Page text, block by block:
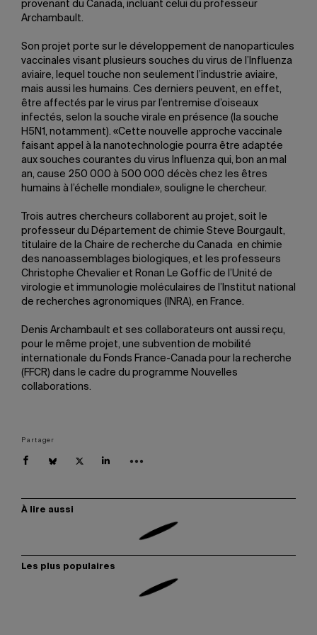
provenant du Canada, incluant celui du professeur
Archambault.
Son projet porte sur le développement de nanoparticules
vaccinales visant plusieurs souches du virus de l’Influenza
aviaire, lequel touche non seulement l’industrie aviaire,
mais aussi les humains. Ces derniers peuvent, en effet,
être affectés par le virus par l’entremise d’oiseaux
infectés, selon la souche virale en présence (la souche
H5N1, notamment). «Cette nouvelle approche vaccinale
faisant appel à la nanotechnologie pourra être adaptée
aux souches courantes du virus Influenza qui, bon an mal
an, cause 250 000 à 500 000 décès chez les êtres
humains à l’échelle mondiale», souligne le chercheur.
Trois autres chercheurs collaborent au projet, soit le
professeur du Département de chimie Steve Bourgault,
titulaire de la Chaire de recherche du Canada en chimie
des nanoassemblages biologiques, et les professeurs
Christophe Chevalier et Ronan Le Goffic de l’Unité de
virologie et immunologie moléculaires de l’Institut national
de recherches agronomiques (INRA), en France.
Denis Archambault et ses collaborateurs ont aussi reçu,
pour le même projet, une subvention de mobilité
internationale du Fonds France-Canada pour la recherche
(FFCR) dans le cadre du programme Nouvelles
collaborations.
Partager
À lire aussi
Les plus populaires